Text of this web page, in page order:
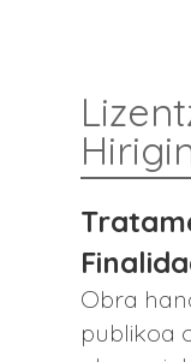
Obra
publikoa